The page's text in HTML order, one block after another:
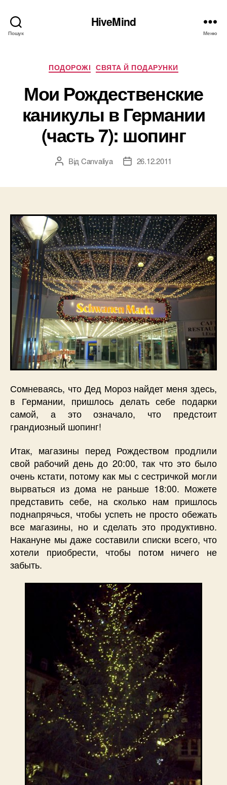
Пошук
HiveMind
Меню
Категорії
ПОДОРОЖІ СВЯТА Й ПОДАРУНКИ
Мои Рождественские
каникулы в Германии
(часть 7): шопинг
Автор
Від Canvaliya
Дата26.12.2011
Сомневаясь, что Дед Мороз найдет меня здесь,
в Германии, пришлось делать себе подарки
самой, а это означало, что предстоит
грандиозный шопинг!
Итак, магазины перед Рождеством продлили
свой рабочий день до 20:00, так что это было
очень кстати, потому как мы с сестричкой могли
вырваться из дома не раньше 18:00. Можете
представить себе, на сколько нам пришлось
поднапрячься, чтобы успеть не просто обежать
все магазины, но и сделать это продуктивно.
Накануне мы даже составили списки всего, что
хотели приобрести, чтобы потом ничего не
забыть.